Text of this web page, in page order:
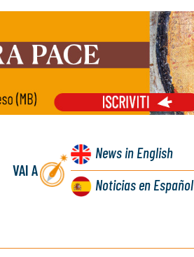
VAI A
Newsin English
Noticiasen Español